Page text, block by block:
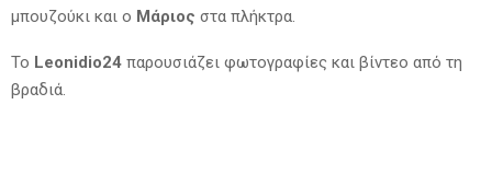
μπουζούκι και ο Μάριος στα πλήκτρα.
Το Leonidio24 παρουσιάζει φωτογραφίες και βίντεο από τη
βραδιά.